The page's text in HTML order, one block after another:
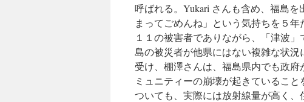
呼ばれる。Yukari さんも含め、福島
まってごめんね」という気持ちを５
１１の被害者でありながら、「津波
島の被災者が他県にはない複雑な状
受け、棚澤さんは、福島県内でも政
ミュニティーの崩壊が起きているこ
ついても、実際には放射線量が高く、